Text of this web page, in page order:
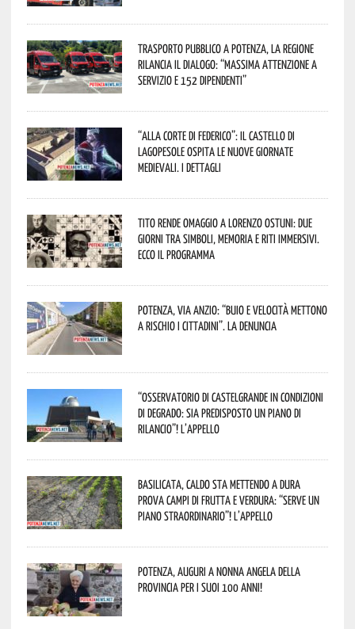
Trasporto pubblico a Potenza, la Regione
rilancia il dialogo: “Massima attenzione a
servizio e 152 dipendenti”
“Alla corte di Federico”: il Castello di
Lagopesole ospita le nuove Giornate
Medievali. I dettagli
Tito rende omaggio a Lorenzo Ostuni: due
giorni tra simboli, memoria e riti immersivi.
Ecco il programma
Potenza, Via Anzio: “Buio e velocità mettono
a rischio i cittadini”. La denuncia
“Osservatorio di Castelgrande in condizioni
di degrado: sia predisposto un piano di
rilancio”! L’appello
Basilicata, caldo sta mettendo a dura
prova campi di frutta e verdura: “Serve un
piano straordinario”! L’appello
Potenza, auguri a nonna Angela della
provincia per i suoi 100 anni!